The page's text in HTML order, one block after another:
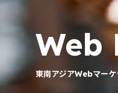
Web
東南アジアWebマー